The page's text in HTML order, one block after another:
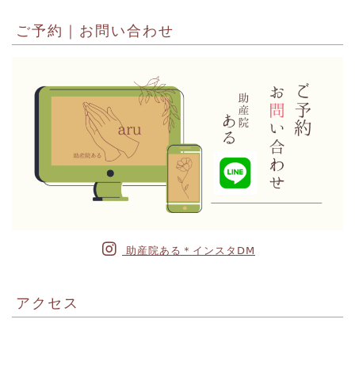
ご予約｜お問い合わせ
助産院ある＊インスタⅮⅯ
アクセス